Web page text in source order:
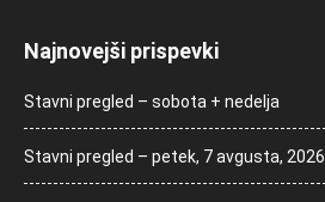
Najnovejši prispevki
Stavni pregled – sobota + nedelja
Stavni pregled – petek, 7 avgusta, 2026